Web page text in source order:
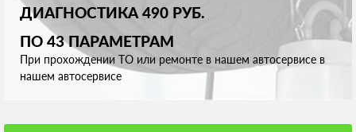
ДИАГНОСТИКА 490 РУБ.
ПО 43 ПАРАМЕТРАМ
При прохождении ТО или ремонте в нашем автосервисе в
нашем автосервисе